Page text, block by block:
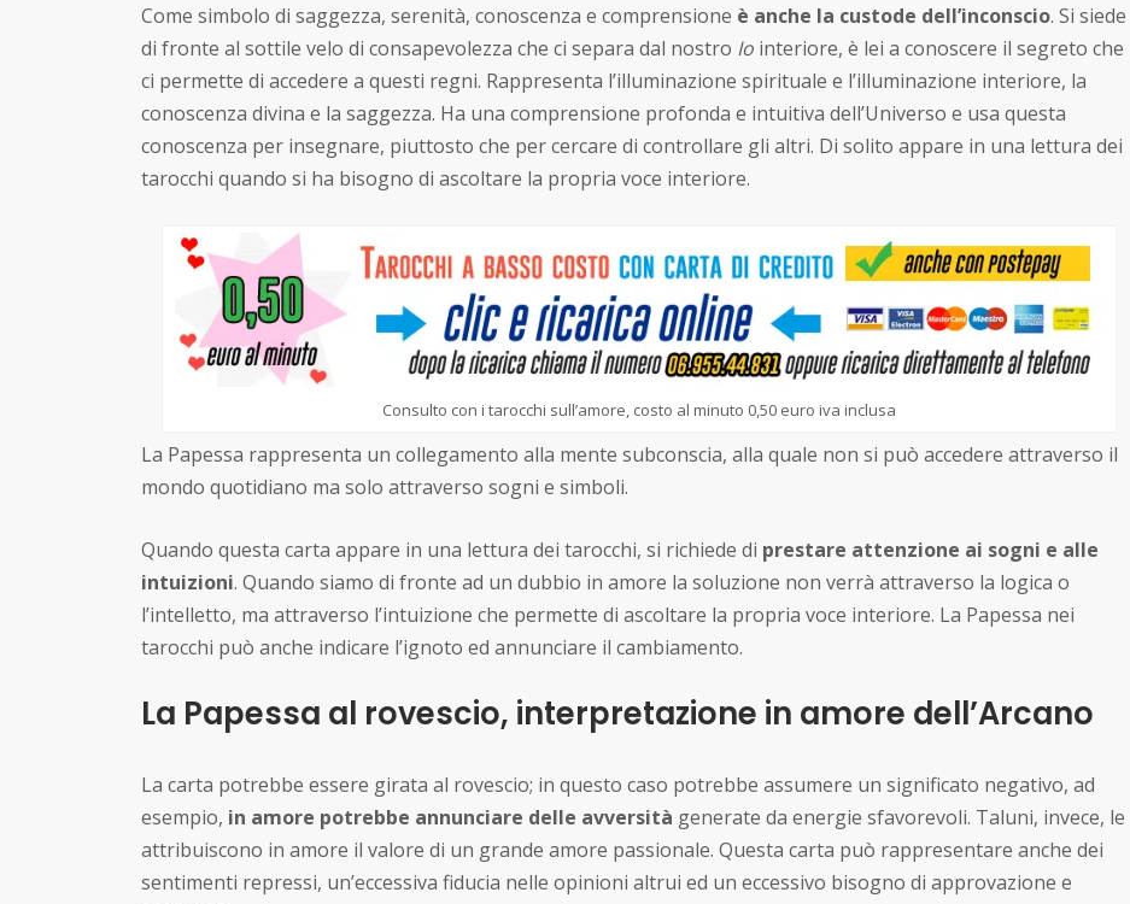
Come simbolo di saggezza, serenità, conoscenza e comprensione è anche la custode dell’inconscio. Si siede
di fronte al sottile velo di consapevolezza che ci separa dal nostro Io interiore, è lei a conoscere il segreto che
ci permette di accedere a questi regni. Rappresenta l’illuminazione spirituale e l’illuminazione interiore, la
conoscenza divina e la saggezza. Ha una comprensione profonda e intuitiva dell’Universo e usa questa
conoscenza per insegnare, piuttosto che per cercare di controllare gli altri. Di solito appare in una lettura dei
tarocchi quando si ha bisogno di ascoltare la propria voce interiore.
Consulto con i tarocchi sull’amore, costo al minuto 0,50 euro iva inclusa
La Papessa rappresenta un collegamento alla mente subconscia, alla quale non si può accedere attraverso il
mondo quotidiano ma solo attraverso sogni e simboli.
Quando questa carta appare in una lettura dei tarocchi, si richiede di prestare attenzione ai sogni e alle
intuizioni. Quando siamo di fronte ad un dubbio in amore la soluzione non verrà attraverso la logica o
l’intelletto, ma attraverso l’intuizione che permette di ascoltare la propria voce interiore. La Papessa nei
tarocchi può anche indicare l’ignoto ed annunciare il cambiamento.
La Papessa al rovescio, interpretazione in amore dell’Arcano
La carta potrebbe essere girata al rovescio; in questo caso potrebbe assumere un significato negativo, ad
esempio, in amore potrebbe annunciare delle avversità generate da energie sfavorevoli. Taluni, invece, le
attribuiscono in amore il valore di un grande amore passionale. Questa carta può rappresentare anche dei
sentimenti repressi, un’eccessiva fiducia nelle opinioni altrui ed un eccessivo bisogno di approvazione e